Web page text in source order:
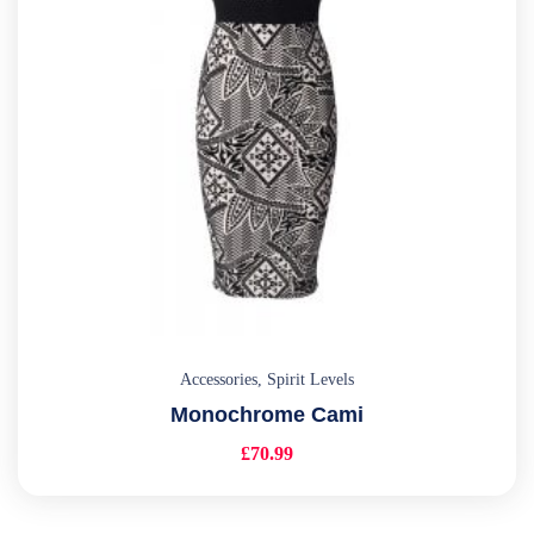
Accessories, Spirit Levels
Monochrome Cami
£70.99